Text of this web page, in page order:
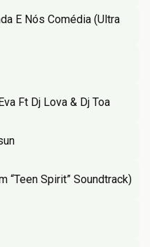
É Nós Comédia (Ultra
Ft Dj Lova & Dj Toa
“Teen Spirit” Soundtrack)